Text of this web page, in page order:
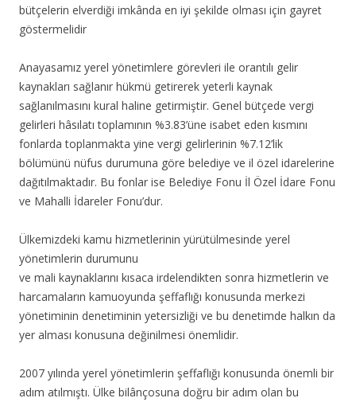
bütçelerin elverdiği imkânda en iyi şekilde olması için gayret
göstermelidir
Anayasamız yerel yönetimlere görevleri ile orantılı gelir
kaynakları sağlanır hükmü getirerek yeterli kaynak
sağlanılmasını kural haline getirmiştir. Genel bütçede vergi
gelirleri hâsılatı toplamının %3.83’üne isabet eden kısmını
fonlarda toplanmakta yine vergi gelirlerinin %7.12’lik
bölümünü nüfus durumuna göre belediye ve il özel idarelerine
dağıtılmaktadır. Bu fonlar ise Belediye Fonu İl Özel İdare Fonu
ve Mahalli İdareler Fonu’dur.
Ülkemizdeki kamu hizmetlerinin yürütülmesinde yerel
yönetimlerin durumunu
ve mali kaynaklarını kısaca irdelendikten sonra hizmetlerin ve
harcamaların kamuoyunda şeffaflığı konusunda merkezi
yönetiminin denetiminin yetersizliği ve bu denetimde halkın da
yer alması konusuna değinilmesi önemlidir.
2007 yılında yerel yönetimlerin şeffaflığı konusunda önemli bir
adım atılmıştı. Ülke bilânçosuna doğru bir adım olan bu